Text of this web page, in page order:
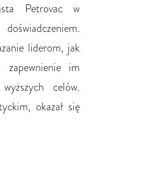
Petrovac w
liderom, jak
im
celów.
okazał się